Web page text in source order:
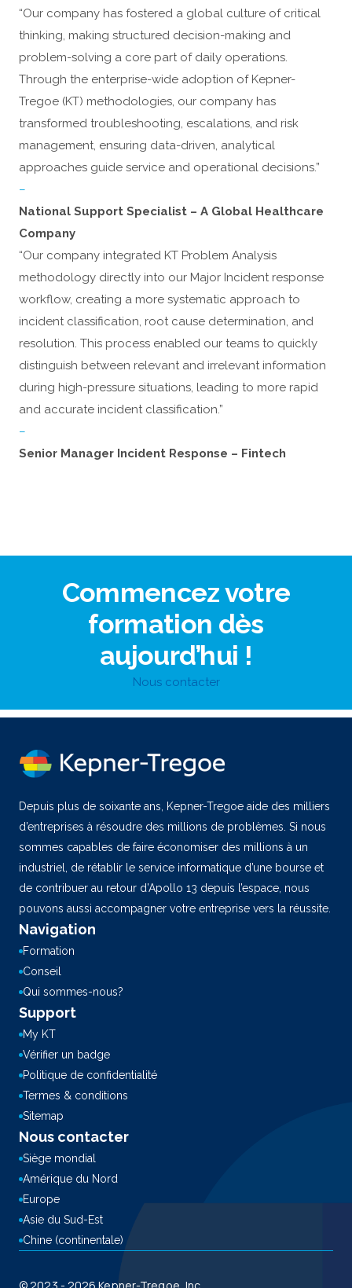
“Our company has fostered a global culture of critical
thinking, making structured decision-making and
problem-solving a core part of daily operations.
Through the enterprise-wide adoption of Kepner-
Tregoe (KT) methodologies, our company has
transformed troubleshooting, escalations, and risk
management, ensuring data-driven, analytical
approaches guide service and operational decisions.”
–
National Support Specialist – A Global Healthcare
Company
“Our company integrated KT Problem Analysis
methodology directly into our Major Incident response
workflow, creating a more systematic approach to
incident classification, root cause determination, and
resolution. This process enabled our teams to quickly
distinguish between relevant and irrelevant information
during high-pressure situations, leading to more rapid
and accurate incident classification.”
–
Senior Manager Incident Response – Fintech
Commencez votre
formation dès
aujourd’hui !
Nous contacter
Depuis plus de soixante ans, Kepner-Tregoe aide des milliers
d’entreprises à résoudre des millions de problèmes. Si nous
sommes capables de faire économiser des millions à un
industriel, de rétablir le service informatique d’une bourse et
de contribuer au retour d’Apollo 13 depuis l’espace, nous
pouvons aussi accompagner votre entreprise vers la réussite.
Navigation
Formation
Conseil
Qui sommes-nous?
Support
My KT
Vérifier un badge
Politique de confidentialité
Termes & conditions
Sitemap
Nous contacter
Siège mondial
Amérique du Nord
Europe
Asie du Sud-Est
Chine (continentale)